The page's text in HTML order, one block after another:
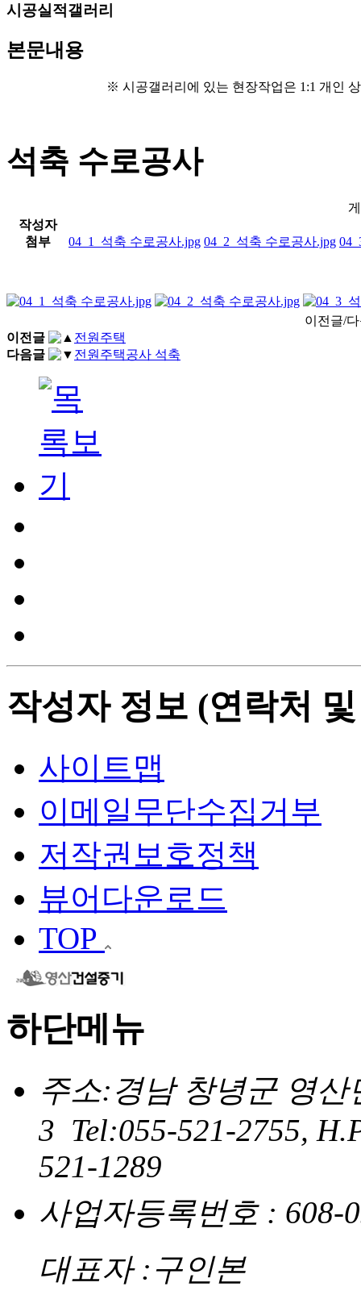
시공실적갤러리
본문내용
※ 시공갤러리에 있는 현장작업은 1:1 개인
석축 수로공사
작성자
첨부
04_1_석축 수로공사.jpg 04_2_석축 수로공사.jpg
이전글/
이전글
전원주택
다음글
전원주택공사 석축
작성자 정보 (연락처
사이트맵
이메일무단수집거부
저작권보호정책
뷰어다운로드
TOP
하단메뉴
주소:경남 창녕군 영산
3 Tel:055-521-2755,
521-1289
사업자등록번호 : 608-
대표자 :구인본